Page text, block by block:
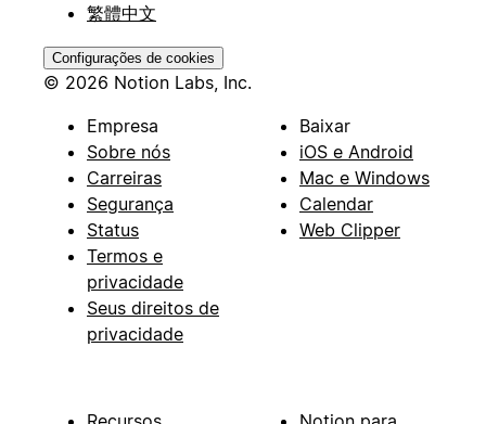
繁體中文
Configurações de cookies
© 2026 Notion Labs, Inc.
Empresa
Sobre nós
Carreiras
Segurança
Status
Termos e
privacidade
Seus direitos de
privacidade
Baixar
iOS e Android
Mac e Windows
Calendar
Web Clipper